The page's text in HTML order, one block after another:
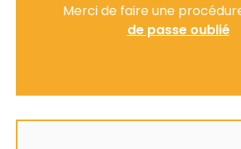
Merci de faire une
de passe oublié